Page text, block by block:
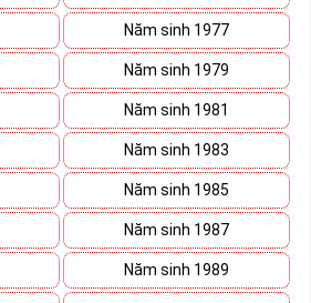
Năm sinh 1977
Năm sinh 1979
Năm sinh 1981
Năm sinh 1983
Năm sinh 1985
Năm sinh 1987
Năm sinh 1989